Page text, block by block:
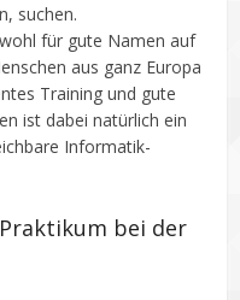
suchen.
für gute Namen auf
aus ganz Europa
Training und gute
ist dabei natürlich ein
Informatik-
bei der